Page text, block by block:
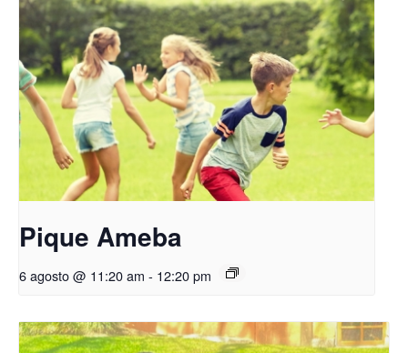
Pique Ameba
6 agosto @ 11:20 am - 12:20 pm